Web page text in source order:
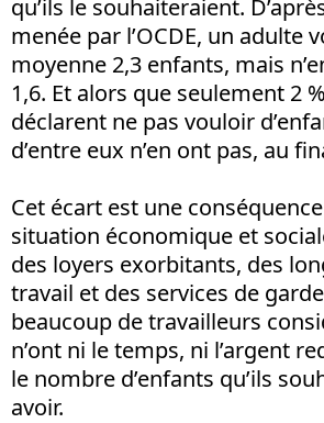
qu’ils le souhaiteraient.
menée par l’OCDE, un adulte
moyenne 2,3 enfants, mais
1,6. Et alors que seulement 2
déclarent ne pas vouloir
d’entre eux n’en ont pas, au
Cet écart est une
situation économique et
des loyers exorbitants, des
travail et des services de
beaucoup de travailleurs
n’ont ni le temps, ni l’argent
le nombre d’enfants qu’ils
avoir.